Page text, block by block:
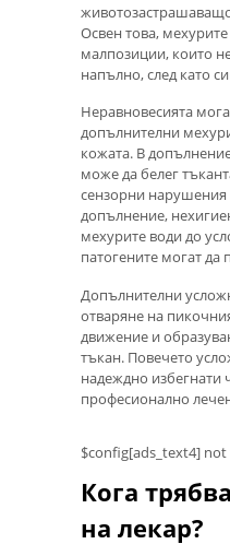
Освен това,
малпозиции, които
напълно, след като
Неравновесията
допълнителни
кожата. В
може да белег
сензорни
допълнение,
мехурите води до
патогените могат да
Допълнителни
отваряне на
движение и
тъкан. Повечето
надеждно избегнати
професионално
$config[ads_text4]
Кога
на лекар?